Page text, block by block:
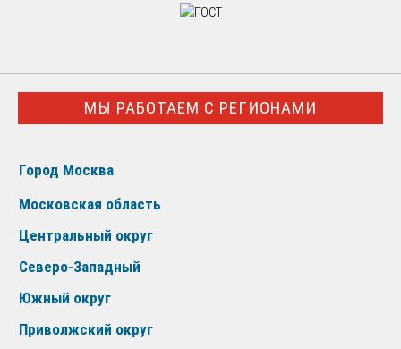
МЫ РАБОТАЕМ С РЕГИОНАМИ
Город Москва
Московская область
Центральный округ
Северо-Западный
Южный округ
Приволжский округ